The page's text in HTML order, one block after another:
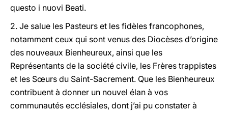
questo i nuovi Beati.
2. Je salue les Pasteurs et les fidèles francophones,
notamment ceux qui sont venus des Diocèses d’origine
des nouveaux Bienheureux, ainsi que les
Représentants de la société civile, les Frères trappistes
et les Sœurs du Saint-Sacrement. Que les Bienheureux
contribuent à donner un nouvel élan à vos
communautés ecclésiales, dont j’ai pu constater à